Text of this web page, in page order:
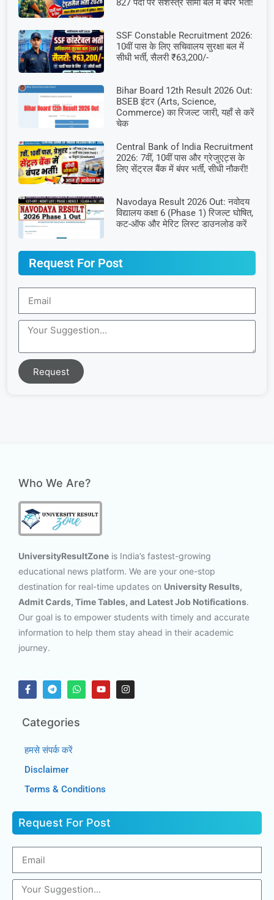
827 पदों पर सशस्त्र सीमा बल में बंपर भर्ती!
SSF Constable Recruitment 2026:
10वीं पास के लिए सचिवालय सुरक्षा बल में
सीधी भर्ती, सैलरी ₹63,200/-
Bihar Board 12th Result 2026 Out:
BSEB इंटर (Arts, Science,
Commerce) का रिजल्ट जारी, यहाँ से करें
चेक
Central Bank of India Recruitment
2026: 7वीं, 10वीं पास और ग्रेजुएट्स के
लिए सेंट्रल बैंक में बंपर भर्ती, सीधी नौकरी!
Navodaya Result 2026 Out: नवोदय
विद्यालय कक्षा 6 (Phase 1) रिजल्ट घोषित,
कट-ऑफ और मेरिट लिस्ट डाउनलोड करें
Request For Post
Request
Who We Are?
UniversityResultZone is India’s fastest-growing
educational news platform. We are your one-stop
destination for real-time updates on University Results,
Admit Cards, Time Tables, and Latest Job Notifications.
Our goal is to empower students with timely and accurate
information to help them stay ahead in their academic
journey.
Categories
हमसे संपर्क करें
Disclaimer
Terms & Conditions
Request For Post